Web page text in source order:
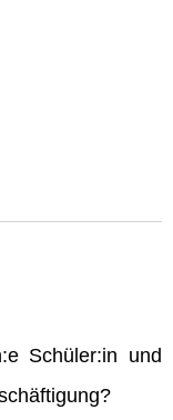
Schüler:in und